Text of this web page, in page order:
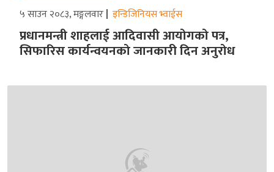
५ साउन २०८३, मङ्गलवार इन्डिजिनियस भ्वाईस
प्रधानमन्त्री शाहलाई आदिवासी आयोगको पत्र,
सिफारिस कार्यन्वयनको जानकारी दिन अनुरोध